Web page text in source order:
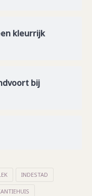
kleurrijk
bij
INDESTAD